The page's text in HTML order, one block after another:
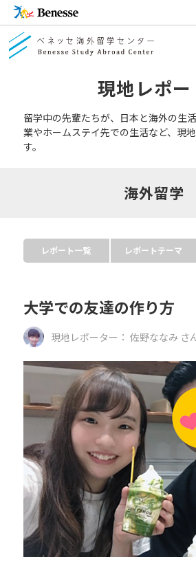
現地レポー
留学中の先輩たちが、日本と海外の生
業やホームステイ先での生活など、現
す。
海外留学
レポート一覧 レポートテーマ
大学での友達の作り方
現地レポーター： 佐野ななみ さ